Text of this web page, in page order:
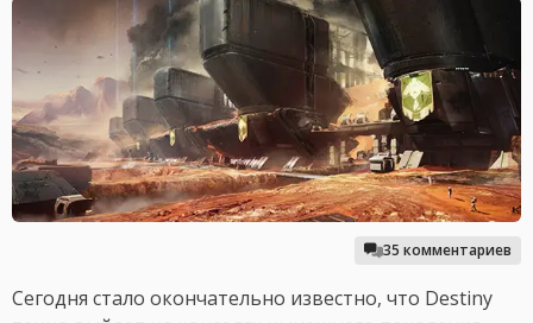
35 комментариев
Сегодня стало окончательно известно, что Destiny